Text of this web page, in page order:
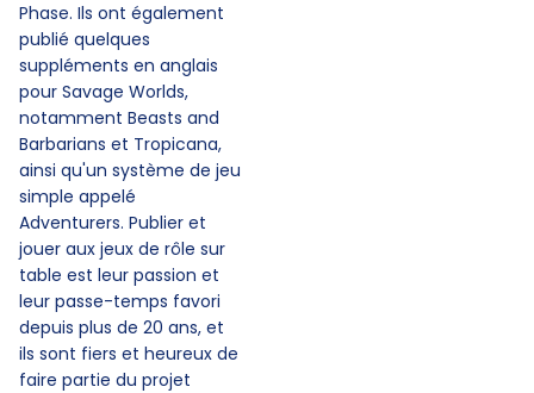
Phase. Ils ont également
publié quelques
suppléments en anglais
pour Savage Worlds,
notamment Beasts and
Barbarians et Tropicana,
ainsi qu'un système de jeu
simple appelé
Adventurers. Publier et
jouer aux jeux de rôle sur
table est leur passion et
leur passe-temps favori
depuis plus de 20 ans, et
ils sont fiers et heureux de
faire partie du projet